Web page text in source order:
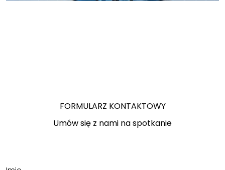
FORMULARZ KONTAKTOWY
Umów się z nami na spotkanie